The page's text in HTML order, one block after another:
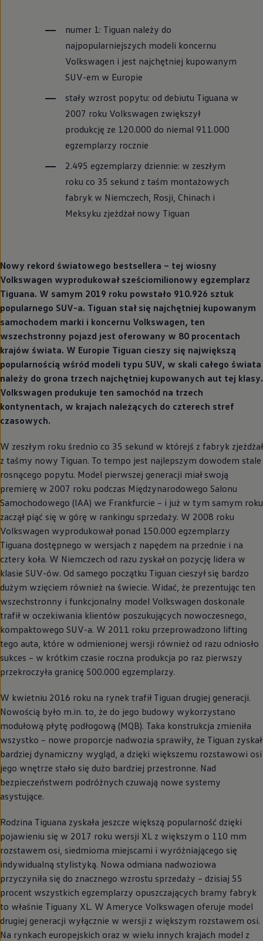
numer 1: Tiguan należy do
najpopularniejszych modeli koncernu
Volkswagen i jest najchętniej kupowanym
SUV-em w Europie
stały wzrost popytu: od debiutu Tiguana w
2007 roku Volkswagen zwiększył
produkcję ze 120.000 do niemal 911.000
egzemplarzy rocznie
2.495 egzemplarzy dziennie: w zeszłym
roku co 35 sekund z taśm montażowych
fabryk w Niemczech, Rosji, Chinach i
Meksyku zjeżdżał nowy Tiguan
Nowy rekord światowego bestsellera – tej wiosny
Volkswagen wyprodukował sześciomilionowy egzemplarz
Tiguana. W samym 2019 roku powstało 910.926 sztuk
popularnego SUV-a. Tiguan stał się najchętniej kupowanym
samochodem marki i koncernu Volkswagen, ten
wszechstronny pojazd jest oferowany w 80 procentach
krajów świata. W Europie Tiguan cieszy się największą
popularnością wśród modeli typu SUV, w skali całego świata
należy do grona trzech najchętniej kupowanych aut tej klasy.
Volkswagen produkuje ten samochód na trzech
kontynentach, w krajach należących do czterech stref
czasowych.
W zeszłym roku średnio co 35 sekund w którejś z fabryk zjeżdżał
z taśmy nowy Tiguan. To tempo jest najlepszym dowodem stale
rosnącego popytu. Model pierwszej generacji miał swoją
premierę w 2007 roku podczas Międzynarodowego Salonu
Samochodowego (IAA) we Frankfurcie – i już w tym samym roku
zaczął piąć się w górę w rankingu sprzedaży. W 2008 roku
Volkswagen wyprodukował ponad 150.000 egzemplarzy
Tiguana dostępnego w wersjach z napędem na przednie i na
cztery koła. W Niemczech od razu zyskał on pozycję lidera w
klasie SUV-ów. Od samego początku Tiguan cieszył się bardzo
dużym wzięciem również na świecie. Widać, że prezentując ten
wszechstronny i funkcjonalny model Volkswagen doskonale
trafił w oczekiwania klientów poszukujących nowoczesnego,
kompaktowego SUV-a. W 2011 roku przeprowadzono lifting
tego auta, które w odmienionej wersji również od razu odniosło
sukces – w krótkim czasie roczna produkcja po raz pierwszy
przekroczyła granicę 500.000 egzemplarzy.
W kwietniu 2016 roku na rynek trafił Tiguan drugiej generacji.
Nowością było m.in. to, że do jego budowy wykorzystano
modułową płytę podłogową (MQB). Taka konstrukcja zmieniła
wszystko – nowe proporcje nadwozia sprawiły, że Tiguan zyskał
bardziej dynamiczny wygląd, a dzięki większemu rozstawowi osi
jego wnętrze stało się dużo bardziej przestronne. Nad
bezpieczeństwem podróżnych czuwają nowe systemy
asystujące.
Rodzina Tiguana zyskała jeszcze większą popularność dzięki
pojawieniu się w 2017 roku wersji XL z większym o 110 mm
rozstawem osi, siedmioma miejscami i wyróżniającego się
indywidualną stylistyką. Nowa odmiana nadwoziowa
przyczyniła się do znacznego wzrostu sprzedaży – dzisiaj 55
procent wszystkich egzemplarzy opuszczających bramy fabryk
to właśnie Tiguany XL. W Ameryce Volkswagen oferuje model
drugiej generacji wyłącznie w wersji z większym rozstawem osi.
Na rynkach europejskich oraz w wielu innych krajach model z